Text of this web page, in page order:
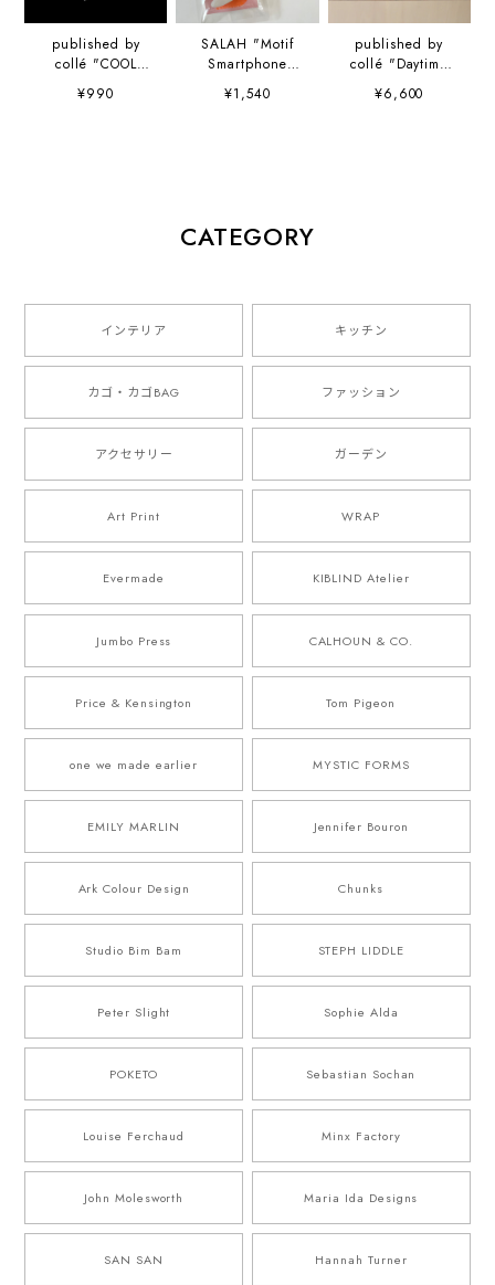
published by
collé "COOL
MONDAY ON
THE WAY HOME
¥990
SALAH "Motif
Smartphone
Grip" スマホグリ
ップ
¥1,540
published by
collé "Daytime
Dance cap" 山口
崇多
¥6,600
CATEGORY
インテリア キッチン
カゴ・カゴBAG ファッション
アクセサリー ガーデン
Art Print WRAP
Evermade KIBLIND Atelier
Jumbo Press CALHOUN & CO.
Price & Kensington Tom Pigeon
one we made earlier MYSTIC FORMS
EMILY MARLIN Jennifer Bouron
Ark Colour Design Chunks
Studio Bim Bam STEPH LIDDLE
Peter Slight Sophie Alda
POKETO Sebastian Sochan
Louise Ferchaud Minx Factory
John Molesworth Maria Ida Designs
SAN SAN Hannah Turner